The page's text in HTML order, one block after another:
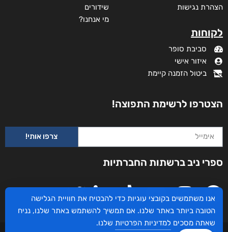
הצהרת נגישות
לקוחות
סביבת סופר
איזור אישי
ביטול הזמנה קיימת
שידורים
מי אנחנו?
הצטרפו לרשימת התפוצה!
צרפו אותי!
ספרי ניב ברשתות החברתיות
אנו משתמשים בקובצי עוגיות כדי להבטיח את חוויית הגלישה
הטובה ביותר באתר שלנו. אם תמשיך להשתמש באתר שלנו, נניח
שאתה מסכים למדיניות הפרטיות שלנו.